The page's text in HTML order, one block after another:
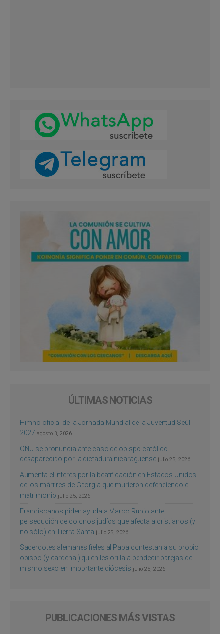
ÚLTIMAS NOTICIAS
Himno oficial de la Jornada Mundial de la Juventud Seúl
2027 agosto 3, 2026
ONU se pronuncia ante caso de obispo católico
desaparecido por la dictadura nicaragüense julio 25, 2026
Aumenta el interés por la beatificación en Estados Unidos
de los mártires de Georgia que murieron defendiendo el
matrimonio julio 25, 2026
Franciscanos piden ayuda a Marco Rubio ante
persecución de colonos judíos que afecta a cristianos (y
no sólo) en Tierra Santa julio 25, 2026
Sacerdotes alemanes fieles al Papa contestan a su propio
obispo (y cardenal) quien les orilla a bendecir parejas del
mismo sexo en importante diócesis julio 25, 2026
PUBLICACIONES MÁS VISTAS